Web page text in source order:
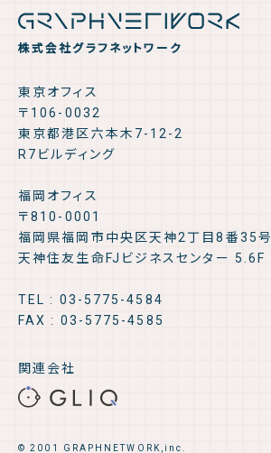
株式会社グラフネットワーク
東京オフィス
〒106-0032
東京都港区六本木7-12-2
R7ビルディング
福岡オフィス
〒810-0001
福岡県福岡市中央区天神2丁目8番35号
天神住友生命FJビジネスセンター 5.6F
TEL : 03-5775-4584
FAX : 03-5775-4585
関連会社
© 2001 GRAPHNETWORK,inc.